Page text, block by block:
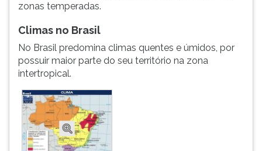
zonas temperadas.
Climas no Brasil
No Brasil predomina climas quentes e úmidos, por
possuir maior parte do seu território na zona
intertropical.